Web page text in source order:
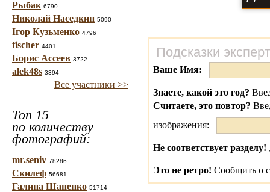
Рыбак 6790
Николай Наседкин 5090
Ігор Кузьменко 4796
fischer 4401
Борис Ассеев 3722
alek48s 3394
Все участники >>
Топ 15
по количеству
фотографий:
mr.seniv 78286
Скилеф 56681
Галина Шаненко 51714
Подсказки
Ваше Имя:
Знаете, какой это год?
Считаете, это повтор?
изображения:
Не соответствует разделу!
Это не ретро! Сообщить о